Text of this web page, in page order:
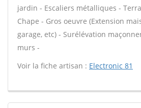
jardin - Escaliers métalliques -
Chape - Gros oeuvre (Extension
garage, etc) - Surélévation
murs -
Voir la fiche artisan : Electronic 81